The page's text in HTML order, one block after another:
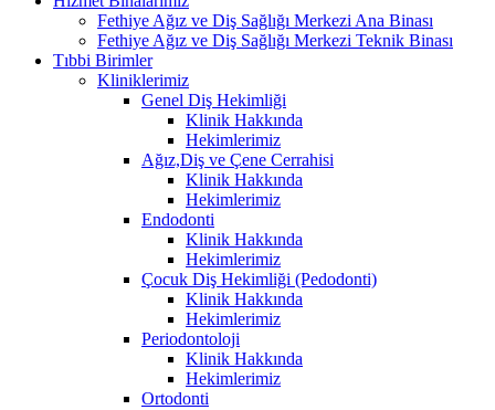
Fethiye Ağız ve Diş Sağlığı Merkezi Ana Binası
Fethiye Ağız ve Diş Sağlığı Merkezi Teknik Binası
Tıbbi Birimler
Kliniklerimiz
Genel Diş Hekimliği
Klinik Hakkında
Hekimlerimiz
Ağız,Diş ve Çene Cerrahisi
Klinik Hakkında
Hekimlerimiz
Endodonti
Klinik Hakkında
Hekimlerimiz
Çocuk Diş Hekimliği (Pedodonti)
Klinik Hakkında
Hekimlerimiz
Periodontoloji
Klinik Hakkında
Hekimlerimiz
Ortodonti